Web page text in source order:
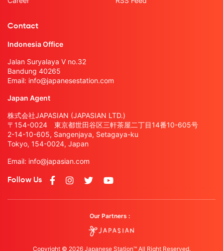
Contact
Indonesia Office
Jalan Suryalaya V no.32
Bandung 40265
Email: info@japanesestation.com
Japan Agent
株式会社JAPASIAN (JAPASIAN LTD.)
〒154-0024 東京都世田谷区三軒茶屋二丁目14番10-605号
2-14-10-605, Sangenjaya, Setagaya-ku
Tokyo, 154-0024, Japan
Email: info@japasian.com
Follow Us
Our Partners :
Copyright © 2026 Japanese Station™ All Right Reserved.